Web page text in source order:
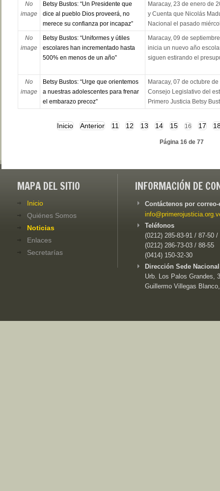
No
image
Betsy Bustos: “Un Presidente que
dice al pueblo Dios proveerá, no
merece su confianza por incapaz”
Maracay, 23 de enero de
y Cuenta que Nicolás
Nacional el pasado
No
image
Betsy Bustos: “Uniformes y útiles
escolares han incrementado hasta
500% en menos de un año”
Maracay, 09 de
inicia un nuevo año
siguen estirando el
No
image
Betsy Bustos: “Urge que orientemos
a nuestras adolescentes para frenar
el embarazo precoz”
Maracay, 07 de octubre
Consejo Legislativo del
Primero Justicia Betsy
Inicio Anterior 11 12 13 14 15 16 17
Página 16 de 77
MAPA DEL SITIO
Inicio
Quiénes Somos
Noticias
Enlaces
Secretarías
INFORMACIÓN DE
Contáctenos por
Teléfonos
(0212) 285-83-91 / 87-50 /
(0212) 286-73-03 / 88-55
(0414) 150-32-30
Dirección Sede
Urb. Los Palos Grandes,
Guillermo Villegas